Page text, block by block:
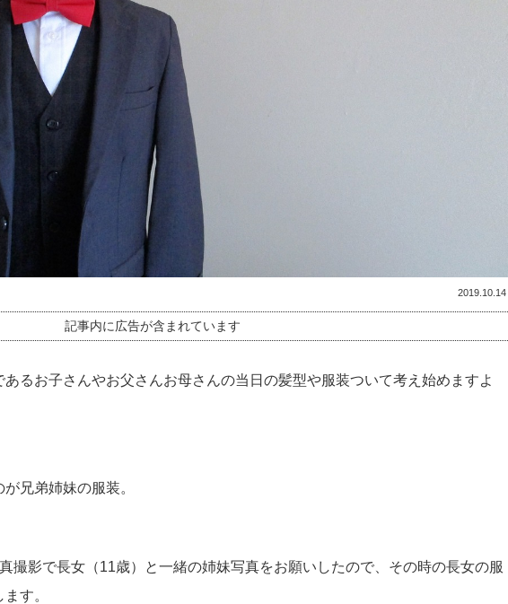
2019.10.14
記事内に広告が含まれています
るお子さんやお父さんお母さんの当日の髪型や服装ついて考え始めますよ
兄弟姉妹の服装。
撮影で長女（11歳）と一緒の姉妹写真をお願いしたので、その時の長女の服
す。